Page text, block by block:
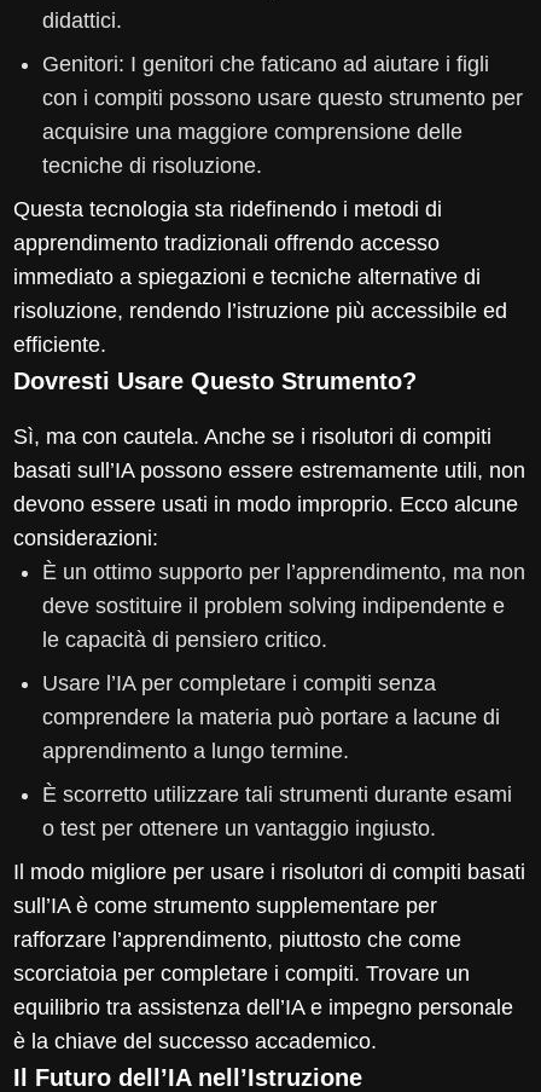
didattici.
Genitori: I genitori che faticano ad aiutare i figli
con i compiti possono usare questo strumento per
acquisire una maggiore comprensione delle
tecniche di risoluzione.
Questa tecnologia sta ridefinendo i metodi di
apprendimento tradizionali offrendo accesso
immediato a spiegazioni e tecniche alternative di
risoluzione, rendendo l’istruzione più accessibile ed
efficiente.
Dovresti Usare Questo Strumento?
Sì, ma con cautela. Anche se i risolutori di compiti
basati sull’IA possono essere estremamente utili, non
devono essere usati in modo improprio. Ecco alcune
considerazioni:
È un ottimo supporto per l’apprendimento, ma non
deve sostituire il problem solving indipendente e
le capacità di pensiero critico.
Usare l’IA per completare i compiti senza
comprendere la materia può portare a lacune di
apprendimento a lungo termine.
È scorretto utilizzare tali strumenti durante esami
o test per ottenere un vantaggio ingiusto.
Il modo migliore per usare i risolutori di compiti basati
sull’IA è come strumento supplementare per
rafforzare l’apprendimento, piuttosto che come
scorciatoia per completare i compiti. Trovare un
equilibrio tra assistenza dell’IA e impegno personale
è la chiave del successo accademico.
Il Futuro dell’IA nell’Istruzione